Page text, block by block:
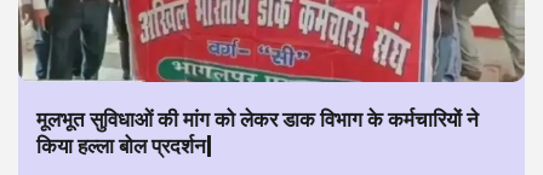
मूलभूत सुविधाओं की मांग को लेकर डाक विभाग के कर्मचारियों ने
किया हल्ला बोल प्रदर्शन|